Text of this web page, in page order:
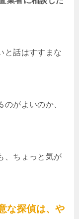
と話はすすまな
がよいのか、
、ちょっと気が
な探偵は、や